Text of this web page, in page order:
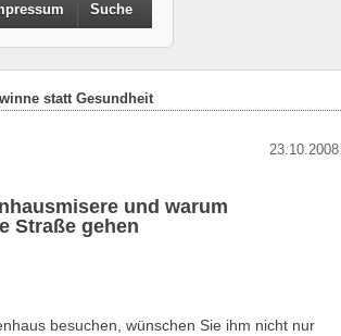
Suche
statt Gesundheit
23.10.2008
und warum
Straße gehen
besuchen, wünschen Sie ihm nicht nur